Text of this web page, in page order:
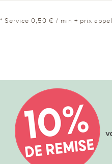
* Service 0,50 € / min + prix appel